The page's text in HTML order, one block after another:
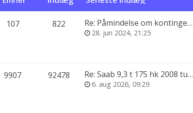
107 822 Re: Påmindelse om kontingentb…
28. jun 2024, 21:25
9907 92478 Re: Saab 9,3 t 175 hk 2008 tu…
6. aug 2026, 09:29